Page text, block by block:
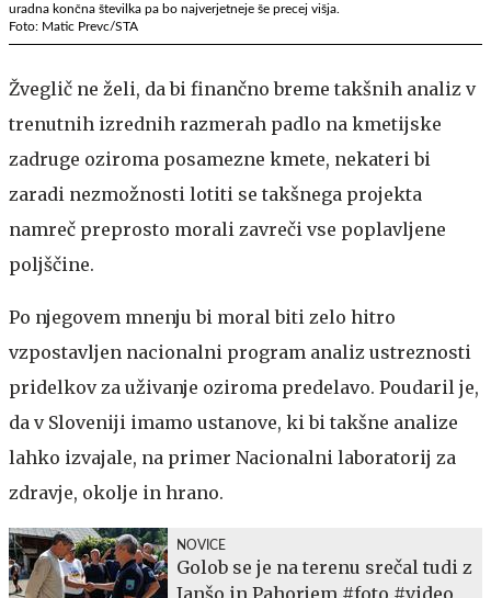
uradna končna številka pa bo najverjetneje še precej višja.
Foto: Matic Prevc/STA
Žveglič ne želi, da bi finančno breme takšnih analiz v
trenutnih izrednih razmerah padlo na kmetijske
zadruge oziroma posamezne kmete, nekateri bi
zaradi nezmožnosti lotiti se takšnega projekta
namreč preprosto morali zavreči vse poplavljene
poljščine.
Po njegovem mnenju bi moral biti zelo hitro
vzpostavljen nacionalni program analiz ustreznosti
pridelkov za uživanje oziroma predelavo. Poudaril je,
da v Sloveniji imamo ustanove, ki bi takšne analize
lahko izvajale, na primer Nacionalni laboratorij za
zdravje, okolje in hrano.
NOVICE
Golob se je na terenu srečal tudi z
Janšo in Pahorjem #foto #video